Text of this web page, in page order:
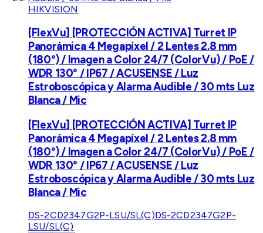
HIKVISION
[FlexVu] [PROTECCIÓN ACTIVA] Turret IP
Panorámica 4 Megapíxel / 2 Lentes 2.8 mm
(180°) / Imagen a Color 24/7 (ColorVu) / PoE /
WDR 130° / IP67 / ACUSENSE / Luz
Estroboscópica y Alarma Audible / 30 mts Luz
Blanca / Mic
[FlexVu] [PROTECCIÓN ACTIVA] Turret IP
Panorámica 4 Megapíxel / 2 Lentes 2.8 mm
(180°) / Imagen a Color 24/7 (ColorVu) / PoE /
WDR 130° / IP67 / ACUSENSE / Luz
Estroboscópica y Alarma Audible / 30 mts Luz
Blanca / Mic
DS-2CD2347G2P-LSU/SL(C)DS-2CD2347G2P-
LSU/SL(C)